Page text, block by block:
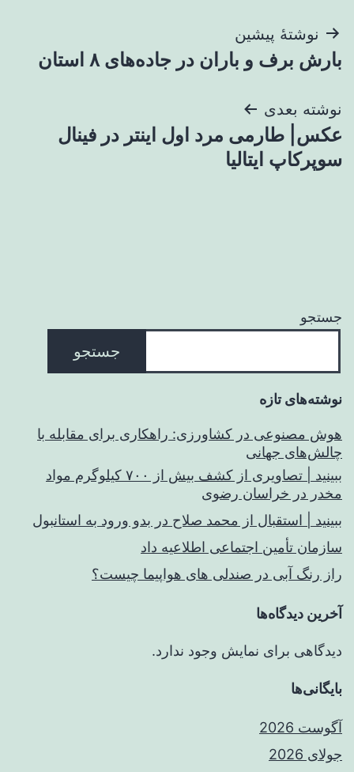
راهبری
نوشته
نوشتهٔ پیشین
بارش برف و باران در جاده‌های ۸ استان
نوشته بعدی
عکس| طارمی مرد اول اینتر در فینال
سوپرکاپ ایتالیا
جستجو
جستجو
نوشته‌های تازه
هوش مصنوعی در کشاورزی: راهکاری برای مقابله با
چالش‌های جهانی
ببینید | تصاویری از کشف بیش از ۷۰۰ کیلوگرم مواد
مخدر در خراسان رضوی
ببینید | استقبال از محمد صلاح در بدو ورود به استانبول
سازمان تأمین اجتماعی اطلاعیه داد
راز رنگ آبی در صندلی های هواپیما چیست؟
آخرین دیدگاه‌ها
دیدگاهی برای نمایش وجود ندارد.
بایگانی‌ها
آگوست 2026
جولای 2026